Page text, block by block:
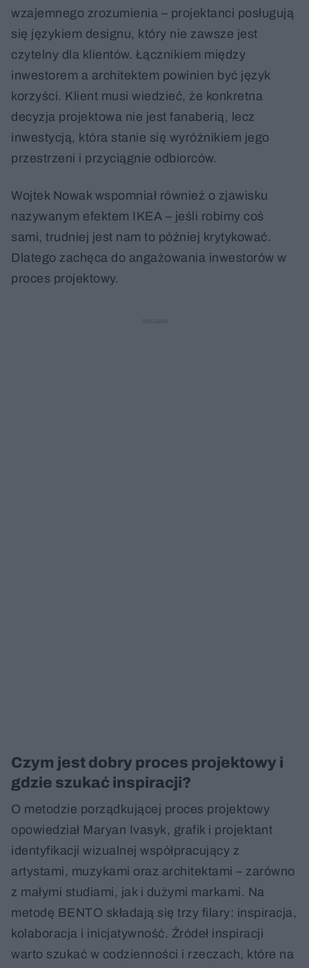
wzajemnego zrozumienia – projektanci posługują
się językiem designu, który nie zawsze jest
czytelny dla klientów. Łącznikiem między
inwestorem a architektem powinien być język
korzyści. Klient musi wiedzieć, że konkretna
decyzja projektowa nie jest fanaberią, lecz
inwestycją, która stanie się wyróżnikiem jego
przestrzeni i przyciągnie odbiorców.
Wojtek Nowak wspomniał również o zjawisku
nazywanym efektem IKEA – jeśli robimy coś
sami, trudniej jest nam to później krytykować.
Dlatego zachęca do angażowania inwestorów w
proces projektowy.
Czym jest dobry proces projektowy i
gdzie szukać inspiracji?
O metodzie porządkującej proces projektowy
opowiedział Maryan Ivasyk, grafik i projektant
identyfikacji wizualnej współpracujący z
artystami, muzykami oraz architektami – zarówno
z małymi studiami, jak i dużymi markami. Na
metodę BENTO składają się trzy filary: inspiracja,
kolaboracja i inicjatywność. Źródeł inspiracji
warto szukać w codzienności i rzeczach, które na